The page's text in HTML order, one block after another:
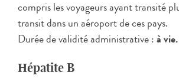
compris les voyageurs ayant transité
transit dans un aéroport de ces pays.
Durée de validité administrative :à vie.
Hépatite B